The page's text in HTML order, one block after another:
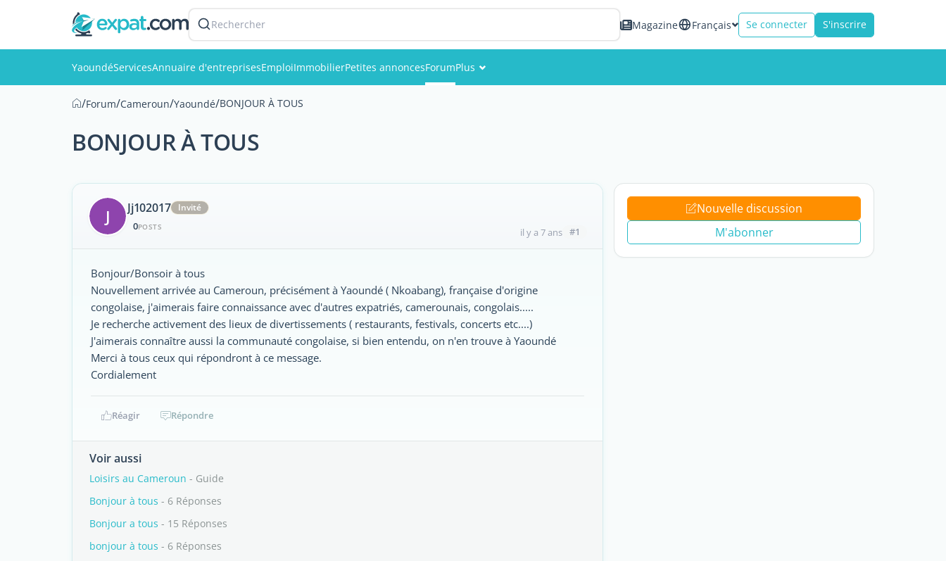
Rechercher Magazine Français Se connecter S'inscrire
YaoundéServicesAnnuaire d'entreprisesEmploiImmobilierPetites annoncesForumPlus
/Forum/Cameroun/Yaoundé/BONJOUR À TOUS
BONJOUR À TOUS
J Jj102017 Invité
0POSTS il y a 7 ans #1
Bonjour/Bonsoir à tous
Nouvellement arrivée au Cameroun, précisément à Yaoundé ( Nkoabang), française d'origine
congolaise, j'aimerais faire connaissance avec d'autres expatriés, camerounais, congolais.....
Je recherche activement des lieux de divertissements ( restaurants, festivals, concerts etc....)
J'aimerais connaître aussi la communauté congolaise, si bien entendu, on n'en trouve à Yaoundé
Merci à tous ceux qui répondront à ce message.
Cordialement
Réagir Répondre
Voir aussi
Loisirs au Cameroun - Guide
Bonjour à tous - 6 Réponses
Bonjour a tous - 15 Réponses
bonjour à tous - 6 Réponses
Nouvelle discussion
M'abonner